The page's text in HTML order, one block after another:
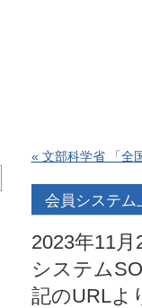
« 文部科学省 「全
会員システム
2023年11
システム
記のURLよ